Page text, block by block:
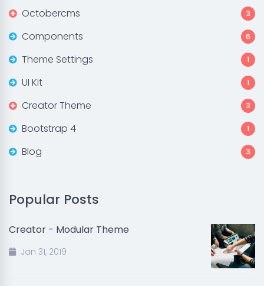
Octobercms 3
Components 6
Theme Settings 1
UI Kit 1
Creator Theme 3
Bootstrap 4 1
Blog 3
Popular Posts
Creator - Modular Theme
Jan 31, 2019